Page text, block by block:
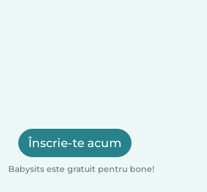
Înscrie-te acum
Babysits este gratuit pentru bone!